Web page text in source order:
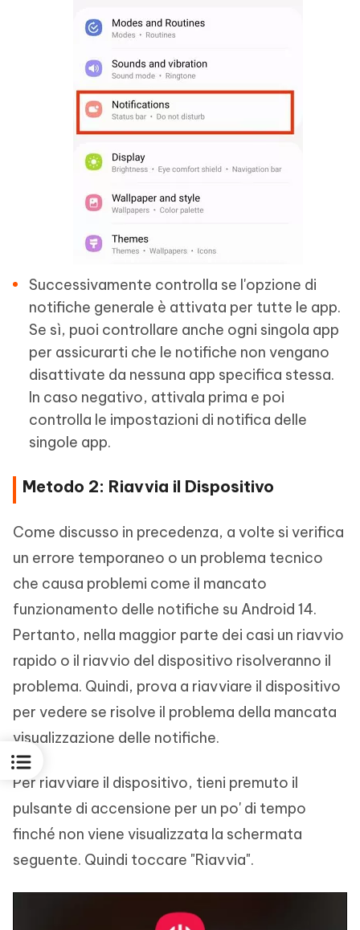
Successivamente controlla se l'opzione di
notifiche generale è attivata per tutte le app.
Se sì, puoi controllare anche ogni singola app
per assicurarti che le notifiche non vengano
disattivate da nessuna app specifica stessa.
In caso negativo, attivala prima e poi
controlla le impostazioni di notifica delle
singole app.
Metodo 2: Riavvia il Dispositivo
Come discusso in precedenza, a volte si verifica
un errore temporaneo o un problema tecnico
che causa problemi come il mancato
funzionamento delle notifiche su Android 14.
Pertanto, nella maggior parte dei casi un riavvio
rapido o il riavvio del dispositivo risolveranno il
problema. Quindi, prova a riavviare il dispositivo
per vedere se risolve il problema della mancata
visualizzazione delle notifiche.
Per riavviare il dispositivo, tieni premuto il
pulsante di accensione per un po' di tempo
finché non viene visualizzata la schermata
seguente. Quindi toccare "Riavvia".